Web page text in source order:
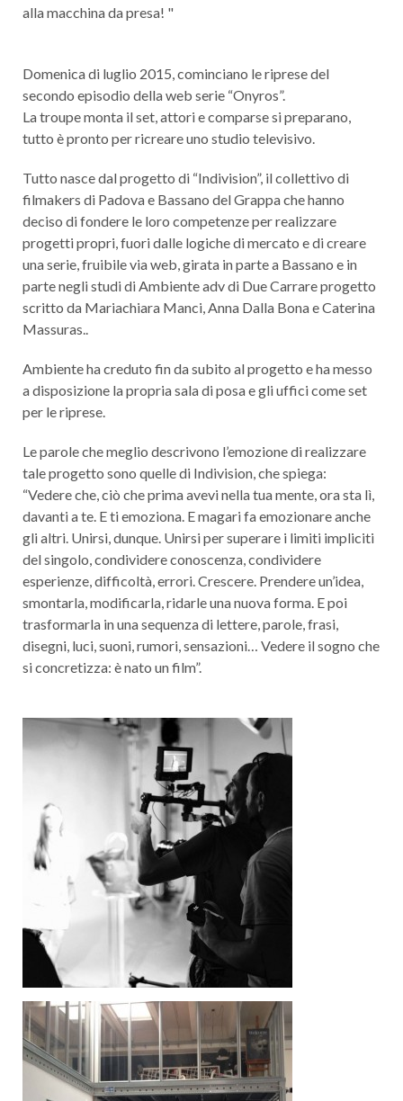
alla macchina da presa! "
Domenica di luglio 2015, cominciano le riprese del
secondo episodio della web serie “Onyros”.
La troupe monta il set, attori e comparse si preparano,
tutto è pronto per ricreare uno studio televisivo.
Tutto nasce dal progetto di “Indivision”, il collettivo di
filmakers di Padova e Bassano del Grappa che hanno
deciso di fondere le loro competenze per realizzare
progetti propri, fuori dalle logiche di mercato e di creare
una serie, fruibile via web, girata in parte a Bassano e in
parte negli studi di Ambiente adv di Due Carrare progetto
scritto da Mariachiara Manci, Anna Dalla Bona e Caterina
Massuras..
Ambiente ha creduto fin da subito al progetto e ha messo
a disposizione la propria sala di posa e gli uffici come set
per le riprese.
Le parole che meglio descrivono l’emozione di realizzare
tale progetto sono quelle di Indivision, che spiega:
“Vedere che, ciò che prima avevi nella tua mente, ora sta lì,
davanti a te. E ti emoziona. E magari fa emozionare anche
gli altri. Unirsi, dunque. Unirsi per superare i limiti impliciti
del singolo, condividere conoscenza, condividere
esperienze, difficoltà, errori. Crescere. Prendere un’idea,
smontarla, modificarla, ridarle una nuova forma. E poi
trasformarla in una sequenza di lettere, parole, frasi,
disegni, luci, suoni, rumori, sensazioni… Vedere il sogno che
si concretizza: è nato un film”.